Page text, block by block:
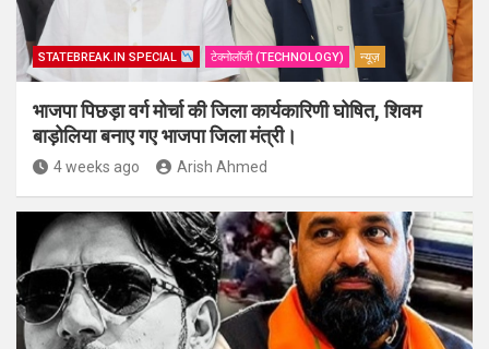
STATEBREAK.IN SPECIAL टेक्नोलॉजी (TECHNOLOGY) न्यूज़
भाजपा पिछड़ा वर्ग मोर्चा की जिला कार्यकारिणी घोषित, शिवम
बाड़ोलिया बनाए गए भाजपा जिला मंत्री।
4 weeks ago Arish Ahmed